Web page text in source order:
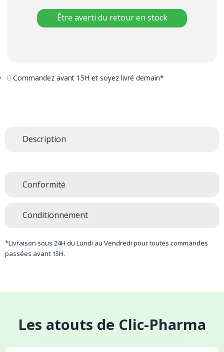
Commandez avant 15H et soyez livré demain*
Description
Conformité
Conditionnement
*Livraison sous 24H du Lundi au Vendredi pour toutes commandes
passées avant 15H.
Les atouts de Clic-Pharma